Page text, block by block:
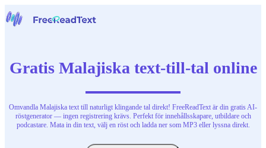
Verktyg
Kontakta oss
Gratis Malajiska text-till-tal online
Omvandla Malajiska text till naturligt klingande tal direkt! FreeReadText är din gratis AI-
röstgenerator — ingen registrering krävs. Perfekt för innehållsskapare, utbildare och
podcastare. Mata in din text, välj en röst och ladda ner som MP3 eller lyssna direkt.